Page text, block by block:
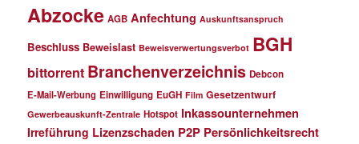
Abzocke AGB Anfechtung Auskunftsanspruch
Beschluss Beweislast Beweisverwertungsverbot BGH
bittorrent Branchenverzeichnis Debcon
E-Mail-Werbung Einwilligung EuGH Film Gesetzentwurf
Gewerbeauskunft-Zentrale Hotspot Inkassounternehmen
Irreführung Lizenzschaden P2P Persönlichkeitsrecht